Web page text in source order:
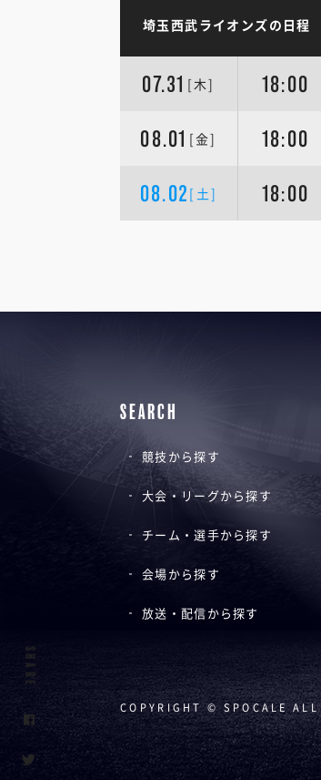
埼玉西武ライオンズの日程
07.31 [木] 18:00
08.01 [金] 18:00
08.02 [土] 18:00
SEARCH
競技から探す
大会・リーグから探す
チーム・選手から探す
会場から探す
放送・配信から探す
COPYRIGHT © SPOCALE
SHARE